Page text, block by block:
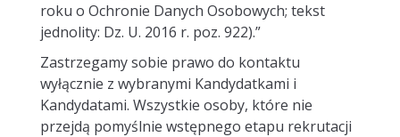
roku o Ochronie Danych Osobowych; tekst
jednolity: Dz. U. 2016 r. poz. 922).”
Zastrzegamy sobie prawo do kontaktu
wyłącznie z wybranymi Kandydatkami i
Kandydatami. Wszystkie osoby, które nie
przejdą pomyślnie wstępnego etapu rekrutacji